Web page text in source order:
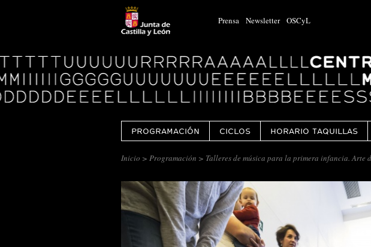
Prensa Newsletter OSCyL
Logo
Centro
Cultural
Miguel
Delibes
PROGRAMACIÓN CICLOS HORARIO TAQUILLAS
Inicio > Programación > Talleres de música para la primera infancia. Arte